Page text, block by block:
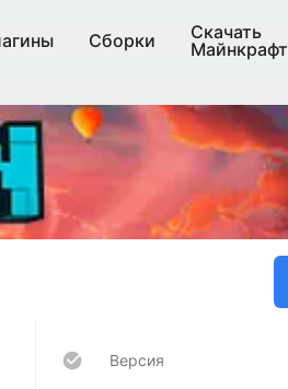
Сборки
Скачать
Майнкрафт
Версия